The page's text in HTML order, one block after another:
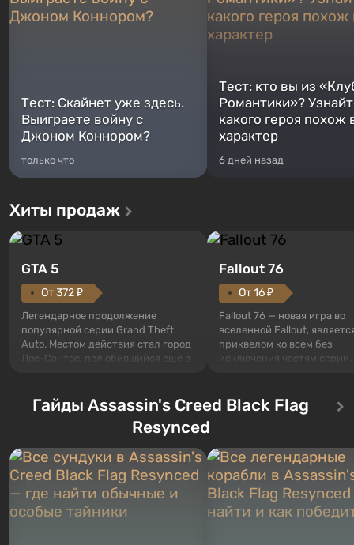
Тест: Скайнет уже здесь.
Выиграете войну с
Джоном Коннором?
только что
Тест: кто вы из
Романтики»?
какого героя похож
характер
6 дней назад
Хиты продаж
GTA 5
От 372 ₽
Легендарное продолжение
популярной серии Grand Theft
Auto. Местом действия стал город
Лос-Сантос, полюбившийся ещё в
сразу трех персонажей: Майкла,
Тревора и Франклина, между
Жанр и...
Fallout 76
От 16 ₽
Fallout 76 — новая игра во
вселенной Fallout,
приквелом ко всем без
исключения частям серии.
Оно же, по задумке
Vault-Tec, должно
Место действия Fallout...
Гайды Assassin's Creed Black Flag
Resynced